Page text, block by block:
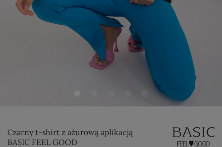
Czarny t-shirt z ażurową aplikacją
BASIC FEEL GOOD